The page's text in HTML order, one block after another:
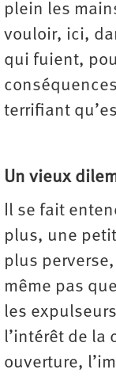
plein les
vouloir, ici,
qui fuient,
terrifiant
Un vieux
Il se fait
plus, une
plus
même pas
les
l’intérêt de la
ouverture,